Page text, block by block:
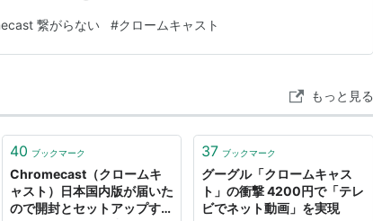
ャスト再接続方法（n5a6エラーが出た時） コン…
繋がらない #クロームキャスト
もっと見る
40 ブックマーク
Chromecast（クロームキ
ャスト）日本国内版が届いた
ので開封とセットアップする
37 ブックマーク
グーグル「クロームキャス
ト」の衝撃 4200円で「テレ
ビでネット動画」を実現